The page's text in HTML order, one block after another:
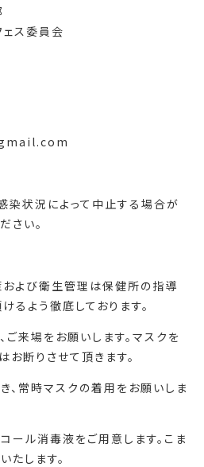
ス委員会
染状況によって中止する場合が
さい。
よび衛生管理は保健所の指導
るよう徹底しております。
来場をお願いします。マスクを
断りさせて頂きます。
常時マスクの着用をお願いしま
ル消毒液をご用意します。こま
たします。